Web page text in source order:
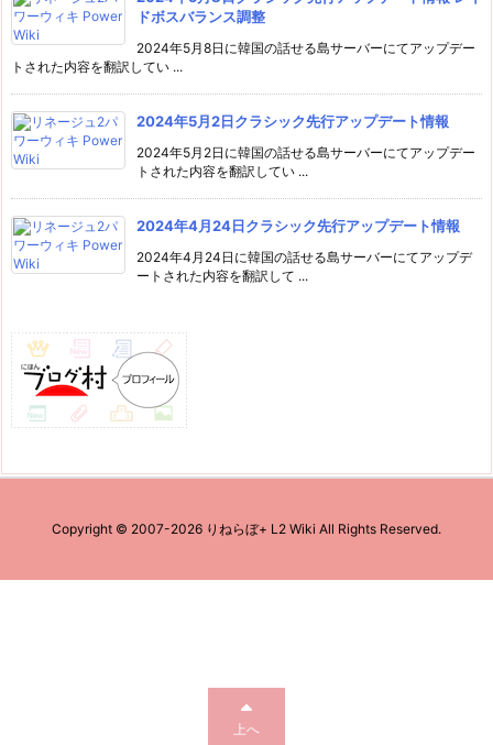
ドボスバランス調整
2024年5月8日に韓国の話せる島サーバーにてアップデー
トされた内容を翻訳してい ...
2024年5月2日クラシック先行アップデート情報
2024年5月2日に韓国の話せる島サーバーにてアップデー
トされた内容を翻訳してい ...
2024年4月24日クラシック先行アップデート情報
2024年4月24日に韓国の話せる島サーバーにてアップデ
ートされた内容を翻訳して ...
Copyright © 2007-2026 りねらぼ+ L2 Wiki All Rights Reserved.
上へ